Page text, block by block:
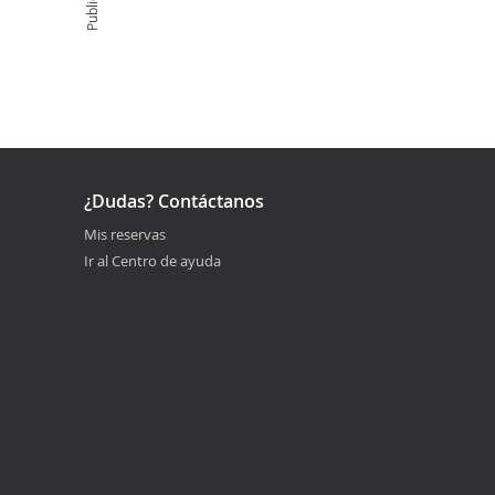
¿Dudas? Contáctanos
Mis reservas
Ir al Centro de ayuda